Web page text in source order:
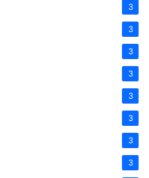
3
3
3
3
3
3
3
3